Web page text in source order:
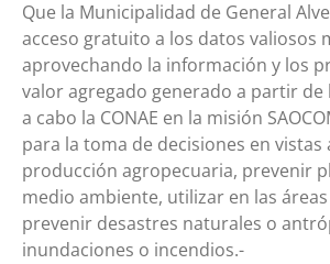
Que la Municipalidad de General
acceso gratuito a los datos valiosos
aprovechando la información y los
valor agregado generado a partir de
a cabo la CONAE en la misión
para la toma de decisiones en vistas
producción agropecuaria, prevenir
medio ambiente, utilizar en las
prevenir desastres naturales o
inundaciones o incendios.-